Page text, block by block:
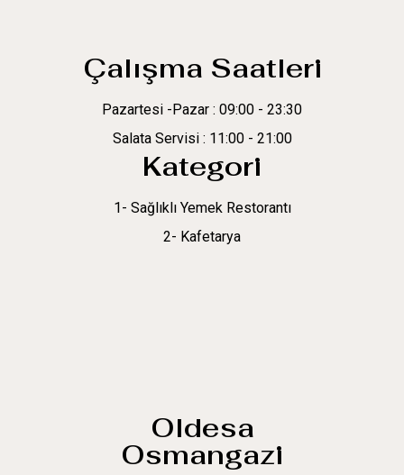
Çalışma Saatleri
Pazartesi -Pazar : 09:00 - 23:30
Salata Servisi : 11:00 - 21:00
Kategori
1- Sağlıklı Yemek Restorantı
2- Kafetarya
Oldesa
Osmangazi